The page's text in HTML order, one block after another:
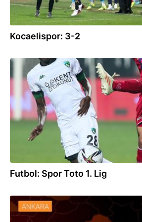
Kocaelispor: 3-2
14.12.2021
Futbol: Spor Toto 1. Lig
11.12.2021